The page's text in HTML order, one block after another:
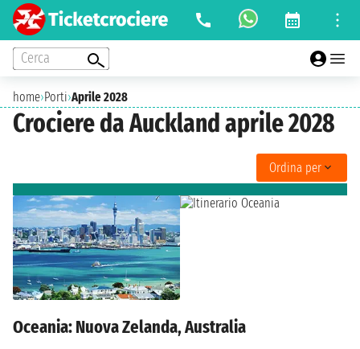
Cerca
home›Porti›Aprile 2028
Crociere da Auckland aprile 2028
Ordina per
Oceania: Nuova Zelanda, Australia